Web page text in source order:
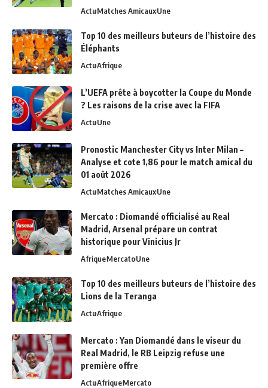
ActuMatches AmicauxUne
Top 10 des meilleurs buteurs de l’histoire des
Éléphants
ActuAfrique
L’UEFA prête à boycotter la Coupe du Monde
? Les raisons de la crise avec la FIFA
ActuUne
Pronostic Manchester City vs Inter Milan –
Analyse et cote 1,86 pour le match amical du
01 août 2026
ActuMatches AmicauxUne
Mercato : Diomandé officialisé au Real
Madrid, Arsenal prépare un contrat
historique pour Vinicius Jr
AfriqueMercatoUne
Top 10 des meilleurs buteurs de l’histoire des
Lions de la Teranga
ActuAfrique
Mercato : Yan Diomandé dans le viseur du
Real Madrid, le RB Leipzig refuse une
première offre
ActuAfriqueMercato